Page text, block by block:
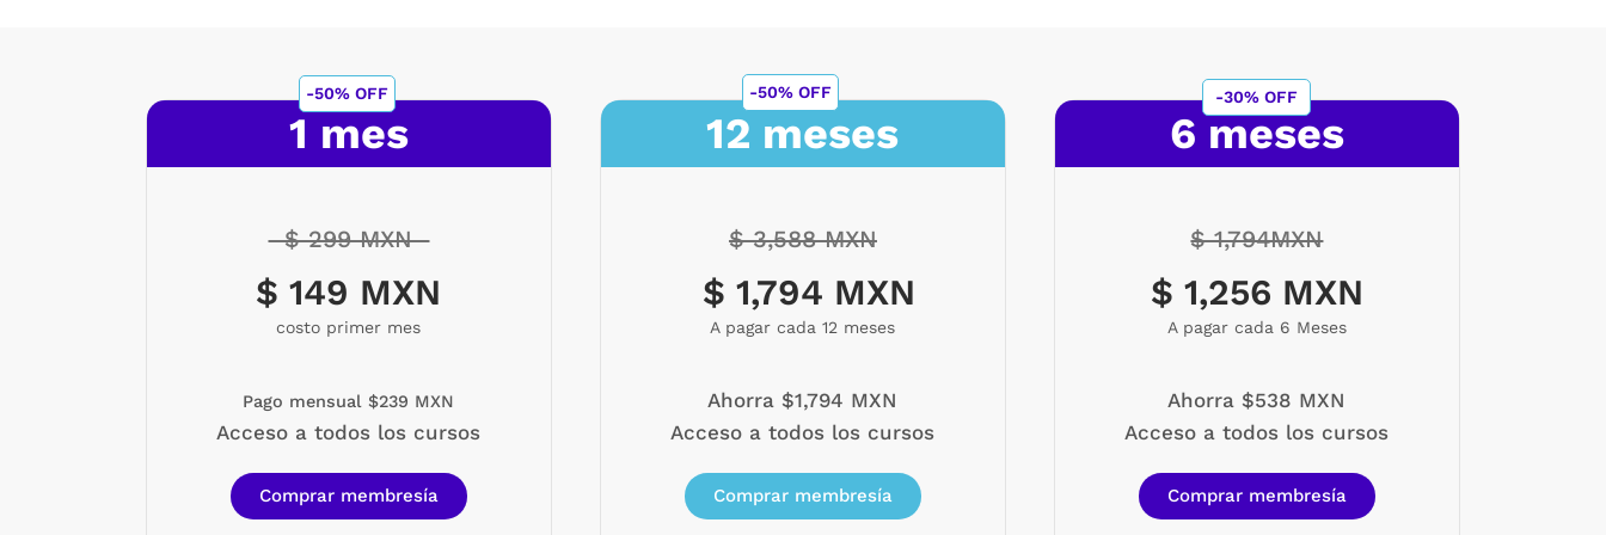
1 mes
$ 299 MXN
$ 149 MXN
costo primer mes
Pago mensual $239 MXN
Acceso a todos los cursos
Comprar membresía
-50% OFF -30% OFF
-50% OFF
12 meses
$ 3,588 MXN
$ 1,794 MXN
A pagar cada 12 meses
Ahorra $1,794 MXN
Acceso a todos los cursos
Comprar membresía
6 meses
$ 1,794MXN
$ 1,256 MXN
A pagar cada 6 Meses
Ahorra $538 MXN
Acceso a todos los cursos
Comprar membresía